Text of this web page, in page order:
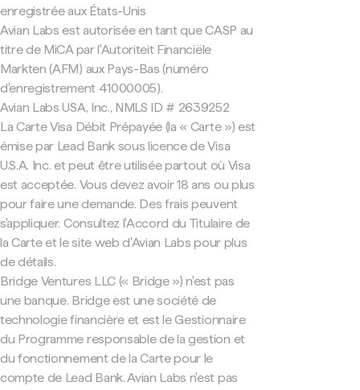
enregistrée aux États-Unis
Avian Labs est autorisée en tant que CASP au
titre de MiCA par l'Autoriteit Financiële
Markten (AFM) aux Pays-Bas (numéro
d'enregistrement 41000005).
Avian Labs USA, Inc., NMLS ID # 2639252
La Carte Visa Débit Prépayée (la « Carte ») est
émise par Lead Bank sous licence de Visa
U.S.A. Inc. et peut être utilisée partout où Visa
est acceptée. Vous devez avoir 18 ans ou plus
pour faire une demande. Des frais peuvent
s'appliquer. Consultez l'Accord du Titulaire de
la Carte et le site web d'Avian Labs pour plus
de détails.
Bridge Ventures LLC (« Bridge ») n'est pas
une banque. Bridge est une société de
technologie financière et est le Gestionnaire
du Programme responsable de la gestion et
du fonctionnement de la Carte pour le
compte de Lead Bank. Avian Labs n'est pas